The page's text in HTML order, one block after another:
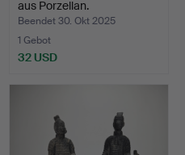
aus Porzellan.
Beendet 30. Okt 2025
1 Gebot
32 USD